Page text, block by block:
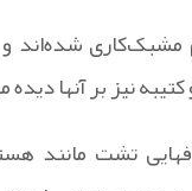
مشبک‌کاری‌ شده‌اند
نیز بر آنها
تشت‌ مانند